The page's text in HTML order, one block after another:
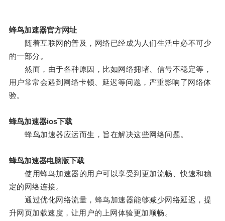
蜂鸟加速器官方网址
随着互联网的普及，网络已经成为人们生活中必不可少
的一部分。
然而，由于各种原因，比如网络拥堵、信号不稳定等，
用户常常会遇到网络卡顿、延迟等问题，严重影响了网络体
验。
蜂鸟加速器ios下载
蜂鸟加速器应运而生，旨在解决这些网络问题。
蜂鸟加速器电脑版下载
使用蜂鸟加速器的用户可以享受到更加流畅、快速和稳
定的网络连接。
通过优化网络流量，蜂鸟加速器能够减少网络延迟，提
升网页加载速度，让用户的上网体验更加顺畅。